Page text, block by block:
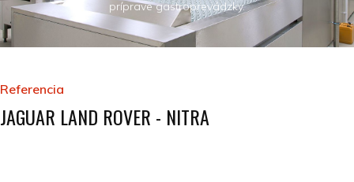
príprave gastroprevádzky.
Referencia
JAGUAR LAND ROVER - NITRA